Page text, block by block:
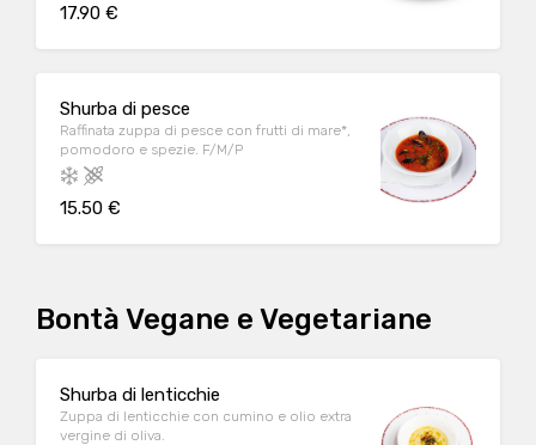
17.90 €
Shurba di pesce
Raffinata zuppa di pesce con frutti di mare*,
pomodoro e spezie. F/M/P
15.50 €
Bontà Vegane e Vegetariane
Shurba di lenticchie
Zuppa di lenticchie con cumino e olio extra
vergine di oliva.